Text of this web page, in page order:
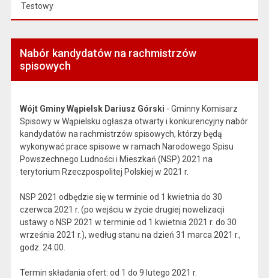
Testowy
Nabór kandydatów na rachmistrzów
spisowych
Wójt Gminy Wąpielsk Dariusz Górski - Gminny Komisarz
Spisowy w Wąpielsku ogłasza otwarty i konkurencyjny nabór
kandydatów na rachmistrzów spisowych, którzy będą
wykonywać prace spisowe w ramach Narodowego Spisu
Powszechnego Ludności i Mieszkań (NSP) 2021 na
terytorium Rzeczpospolitej Polskiej w 2021 r.
NSP 2021 odbędzie się w terminie od 1 kwietnia do 30
czerwca 2021 r. (po wejściu w życie drugiej nowelizacji
ustawy o NSP 2021 w terminie od 1 kwietnia 2021 r. do 30
września 2021 r.), według stanu na dzień 31 marca 2021 r.,
godz. 24.00.
Termin składania ofert: od 1 do 9 lutego 2021 r.